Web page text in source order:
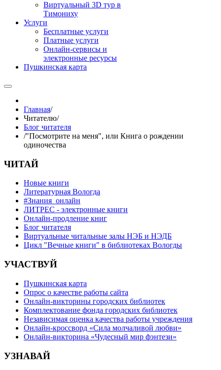
Виртуальный 3D тур в
Тимониху
Услуги
Бесплатные услуги
Платные услуги
Онлайн-сервисы и
электронные ресурсы
Пушкинская карта
Главная/
Читателю/
Блог читателя
/"Посмотрите на меня", или Книга о рождении
одиночества
ЧИТАЙ
Новые книги
Литературная Вологда
#Знания_онлайн
ЛИТРЕС - электронные книги
Онлайн-продление книг
Блог читателя
Виртуальные читальные залы НЭБ и НЭДБ
Цикл "Вечные книги" в библиотеках Вологды
УЧАСТВУЙ
Пушкинская карта
Опрос о качестве работы сайта
Онлайн-викторины городских библиотек
Комплектование фонда городских библиотек
Независимая оценка качества работы учреждения
Онлайн-кроссворд «Сила молчаливой любви»
Онлайн-викторина «Чудесный мир фэнтези»
УЗНАВАЙ